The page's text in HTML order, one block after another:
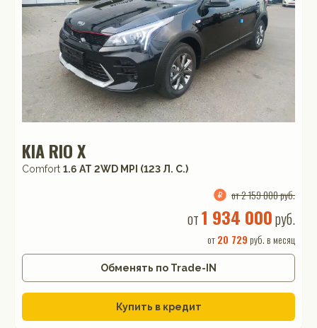
KIA RIO X
Comfort 1.6 АТ 2WD MPI (123 Л. C.)
от 2 159 000 руб.
от1 934 000руб.
от20 729 руб. в месяц
Обменять по Trade-IN
Купить в кредит